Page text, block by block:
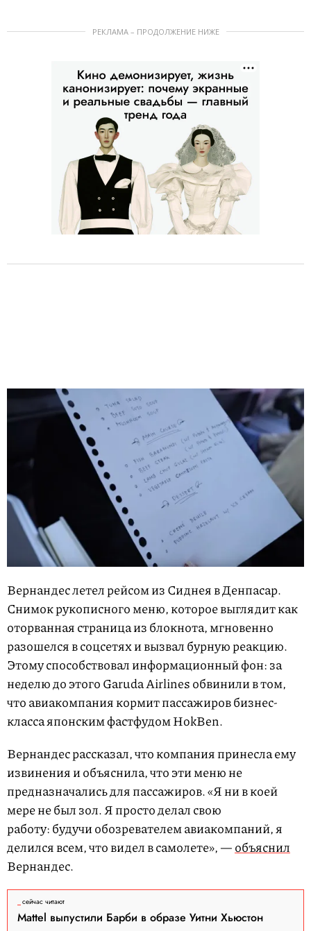
РЕКЛАМА – ПРОДОЛЖЕНИЕ НИЖЕ
Вернандес летел рейсом из Сиднея в Денпасар.
Снимок рукописного меню, которое выглядит как
оторванная страница из блокнота, мгновенно
разошелся в соцсетях и вызвал бурную реакцию.
Этому способствовал информационный фон: за
неделю до этого Garuda Airlines обвинили в том,
что авиакомпания кормит пассажиров бизнес-
класса японским фастфудом HokBen.
Вернандес рассказал, что компания принесла ему
извинения и объяснила, что эти меню не
предназначались для пассажиров. «Я ни в коей
мере не был зол. Я просто делал свою
работу: будучи обозревателем авиакомпаний, я
делился всем, что видел в самолете», —объяснил
Вернандес.
сейчас читают
Mattel выпустили Барби в образе Уитни Хьюстон